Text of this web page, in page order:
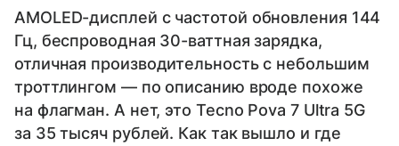
AMOLED-дисплей с частотой обновления 144
Гц, беспроводная 30-ваттная зарядка,
отличная производительность с небольшим
троттлингом — по описанию вроде похоже
на флагман. А нет, это Tecno Pova 7 Ultra 5G
за 35 тысяч рублей. Как так вышло и где